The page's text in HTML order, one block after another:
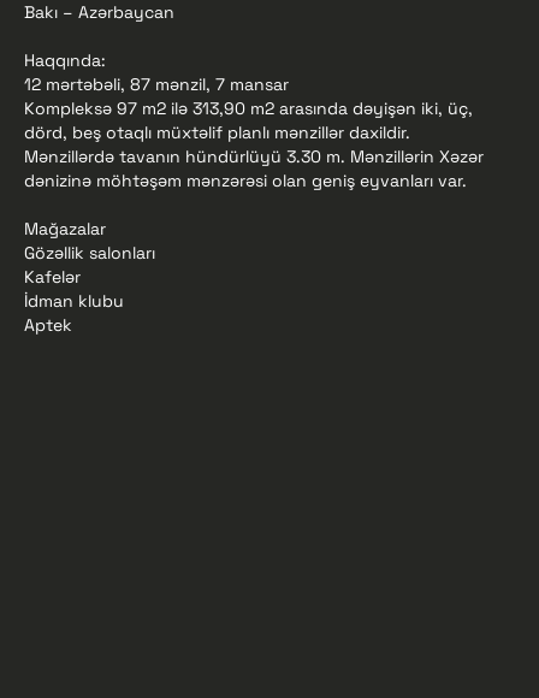
Bakı – Azərbaycan
Haqqında:
12 mərtəbəli, 87 mənzil, 7 mansar
Kompleksə 97 m2 ilə 313,90 m2 arasında dəyişən iki, üç,
dörd, beş otaqlı müxtəlif planlı mənzillər daxildir.
Mənzillərdə tavanın hündürlüyü 3.30 m. Mənzillərin Xəzər
dənizinə möhtəşəm mənzərəsi olan geniş eyvanları var.
Mağazalar
Gözəllik salonları
Kafelər
İdman klubu
Aptek